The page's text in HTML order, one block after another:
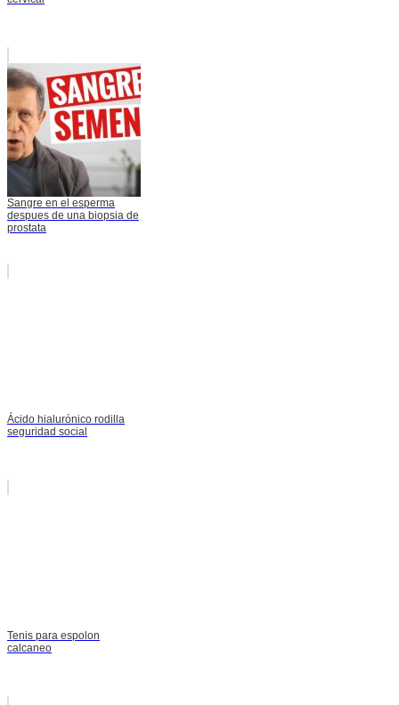
Sangre en el esperma
despues de una biopsia de
prostata
Ácido hialurónico rodilla
seguridad social
Tenis para espolon
calcaneo